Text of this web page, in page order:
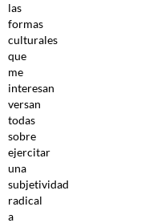
las
formas
culturales
que
me
interesan
versan
todas
sobre
ejercitar
una
subjetividad
radical
a